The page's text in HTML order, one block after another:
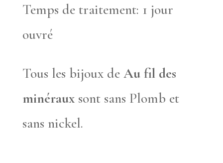
Temps de traitement: 1 jour
ouvré
Tous les bijoux de Au fil des
minérauxsont sans Plomb et
sans nickel.